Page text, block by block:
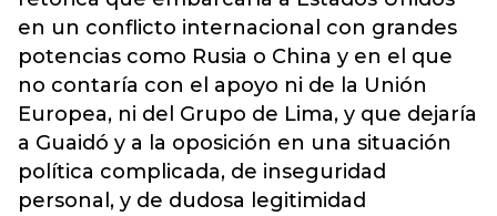
en un conflicto internacional con grandes
potencias como Rusia o China y en el que
no contaría con el apoyo ni de la Unión
Europea, ni del Grupo de Lima, y que dejaría
a Guaidó y a la oposición en una situación
política complicada, de inseguridad
personal, y de dudosa legitimidad